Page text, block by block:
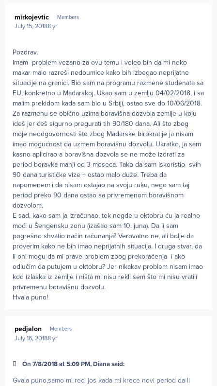
mirkojevtic Members
July 15, 20188 yr
Pozdrav,
Imam problem vezano za ovu temu i veleo bih da mi neko
makar malo razreši nedoumice kako bih izbegao neprijatne
situacije na granici. Bio sam na programu razmene studenata sa
EU, konkretno u Mađarskoj. Ušao sam u zemlju 04/02/2018, i sa
malim prekidom kada sam bio u Srbiji, ostao sve do 10/06/2018.
Za razmenu se obično uzima boravišna dozvola zemlje u koju
ideš jer ćeš sigurno pregurati tih 90/180 dana. Ali što zbog
moje neodgovornosti što zbog Mađarske birokratije ja nisam
imao mogućnost da uzmem boravišnu dozvolu. Ukratko, ja sam
kasno aplicirao a boravišna dozvola se ne može izdrati za
period boravka manji od 3 meseca. Tako da sam iskoristio svih
90 dana turističke vize + ostao malo duže. Treba da
napomenem i da nisam ostajao na svoju ruku, nego sam taj
period preko 90 dana ostao sa privremenom boravišnom
dozvolom.
E sad, kako sam ja izračunao, tek negde u oktobru ću ja realno
moći u Šengensku zonu (izašao sam 10. juna). Da li sam
pogrešno shvatio način računanja? Verovatno ne, ali bolje da
proverim kako ne bih imao neprijatnih situacija. I druga stvar, da
li oni mogu da mi prave problem zbog prekoračenja i ako
odlučim da putujem u oktobru? Jer nikakav problem nisam imao
kod izlaska iz zemlje i ništa mi nisu rekli sem što mi nisu vratili
privremenu boravišnu dozvolu.
Hvala puno!
pedjalon Members
July 16, 20188 yr
On 7/8/2018 at 5:09 PM, Diana said:
Gvala puno,samo mi reci jos kada mi krece novi period da li